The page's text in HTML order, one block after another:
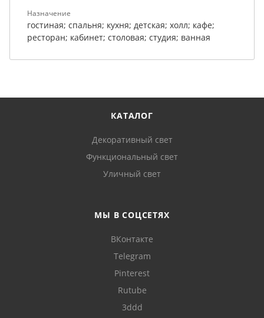
Назначение
гостиная; спальня; кухня; детская; холл; кафе;
ресторан; кабинет; столовая; студия; ванная
КАТАЛОГ
Декоративный свет
Функциональный свет
Уличный свет
МЫ В СОЦСЕТЯХ
ВКонтакте
Telegram
Pinterest
Rutube
3ddd